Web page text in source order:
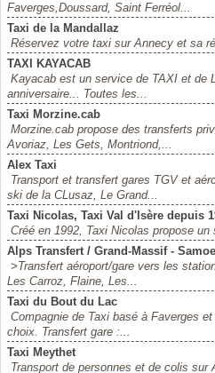
Faverges,Doussard, Saint Ferréol...
Taxi de la Mandallaz
Réservez votre taxi sur Annecy et sa
TAXI KAYACAB
Kayacab est un service de TAXI et de
anniversaire... Toutes les...
Taxi Morzine.cab
Morzine.cab propose des transferts
Avoriaz, Les Gets, Montriond,...
Alex Taxi
Transport et transfert gares TGV et
ski de la CLusaz, Le Grand...
Taxi Nicolas, Taxi Val d'Isère depuis
Créé en 1992, Taxi Nicolas propose
Alps Transfert / Grand-Massif -
>Transfert aéroport/gare vers les
Les Carroz, Flaine, Les...
Taxi du Bout du Lac
Compagnie de Taxi basé à Faverges
choix. Transfert gare :...
Taxi Meythet
Transport de personnes et de colis